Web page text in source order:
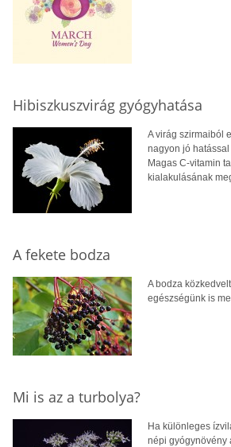
Hibiszkuszvirág gyógyhatása
A virág szirmaiból
nagyon jó
Magas C-vitamin
kialakulásának
A fekete bodza
A bodza
egészségünk is
Mi is az a turbolya?
Ha különleges
népi gyógynövény